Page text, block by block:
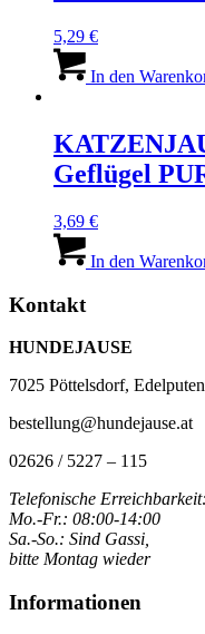
5,29 €
In den
Geflügel
3,69 €
In den
Kontakt
HUNDEJAUSE
7025 Pöttelsdorf,
bestellung@hundejause.at
02626 / 5227 – 115
Telefonische Erreichbarkeit:
Mo.-Fr.: 08:00-14:00
Sa.-So.: Sind Gassi,
bitte Montag wieder
Informationen